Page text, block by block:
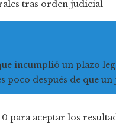
tras orden judicial
incumplió un plazo
después de que
aceptar los